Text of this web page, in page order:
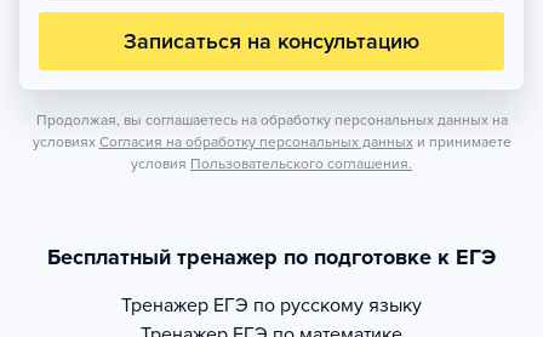
Записаться на консультацию
Продолжая, вы соглашаетесь на обработку персональных данных на
условиях Согласия на обработку персональных данных и принимаете
условия Пользовательского соглашения.
Бесплатный тренажер по подготовке к ЕГЭ
Тренажер ЕГЭ по русскому языку